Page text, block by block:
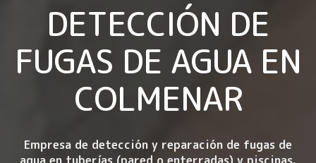
DETECCIÓN DE
FUGAS DE AGUA EN
COLMENAR
Empresa de detección y reparación de fugas de